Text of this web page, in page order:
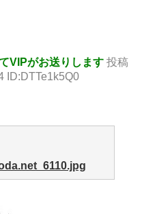
VIPがお送りします 投稿
ID:DTTe1k5Q0